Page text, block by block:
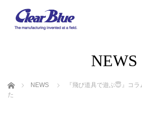
NEWS
ホーム NEWS
『飛び道具で遊ぶ😇』 コ
た